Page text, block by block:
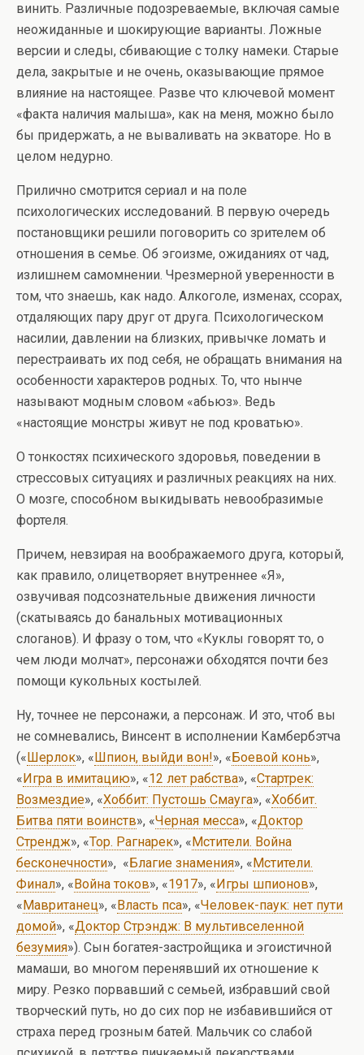
винить. Различные подозреваемые, включая самые
неожиданные и шокирующие варианты. Ложные
версии и следы, сбивающие с толку намеки. Старые
дела, закрытые и не очень, оказывающие прямое
влияние на настоящее. Разве что ключевой момент
«факта наличия малыша», как на меня, можно было
бы придержать, а не вываливать на экваторе. Но в
целом недурно.
Прилично смотрится сериал и на поле
психологических исследований. В первую очередь
постановщики решили поговорить со зрителем об
отношения в семье. Об эгоизме, ожиданиях от чад,
излишнем самомнении. Чрезмерной уверенности в
том, что знаешь, как надо. Алкоголе, изменах, ссорах,
отдаляющих пару друг от друга. Психологическом
насилии, давлении на близких, привычке ломать и
перестраивать их под себя, не обращать внимания на
особенности характеров родных. То, что нынче
называют модным словом «абьюз». Ведь
«настоящие монстры живут не под кроватью».
О тонкостях психического здоровья, поведении в
стрессовых ситуациях и различных реакциях на них.
О мозге, способном выкидывать невообразимые
фортеля.
Причем, невзирая на воображаемого друга, который,
как правило, олицетворяет внутреннее «Я»,
озвучивая подсознательные движения личности
(скатываясь до банальных мотивационных
слоганов). И фразу о том, что «Куклы говорят то, о
чем люди молчат», персонажи обходятся почти без
помощи кукольных костылей.
Ну, точнее не персонажи, а персонаж. И это, чтоб вы
не сомневались, Винсент в исполнении Камбербэтча
(« Шерлок», « Шпион, выйди вон!», « Боевой конь»,
« Игра в имитацию», «12 лет рабства», «Стартрек:
Возмездие», «Хоббит: Пустошь Смауга», «Хоббит.
Битва пяти воинств», «Черная месса», «Доктор
Стрендж», «Тор. Рагнарек», « Мстители. Война
бесконечности», « Благие знамения», « Мстители.
Финал», « Война токов», «1917», « Игры шпионов»,
« Мавританец», « Власть пса», «Человек-паук: нет пути
домой», «Доктор Стрэндж: В мультивселенной
безумия»). Сын богатея-застройщика и эгоистичной
мамаши, во многом перенявший их отношение к
миру. Резко порвавший с семьей, избравший свой
творческий путь, но до сих пор не избавившийся от
страха перед грозным батей. Мальчик со слабой